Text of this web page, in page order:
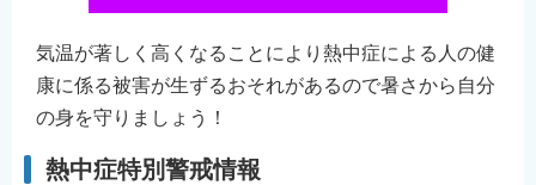
気温が著しく高くなることにより熱中症による人の健
康に係る被害が生ずるおそれがあるので暑さから自分
の身を守りましょう！
熱中症特別警戒情報